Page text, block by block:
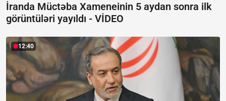
İranda Müctəba Xameneinin 5 aydan sonra ilk
görüntüləri yayıldı - VİDEO
12:40